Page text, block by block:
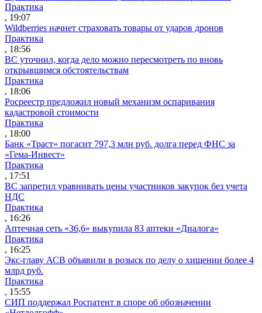
Практика
, 19:07
Wildberries начнет страховать товары от ударов дронов
Практика
, 18:56
ВС уточнил, когда дело можно пересмотреть по вновь
открывшимся обстоятельствам
Практика
, 18:06
Росреестр предложил новый механизм оспаривания
кадастровой стоимости
Практика
, 18:00
Банк «Траст» погасит 797,3 млн руб. долга перед ФНС за
«Гема-Инвест»
Практика
, 17:51
ВС запретил уравнивать цены участников закупок без учета
НДС
Практика
, 16:26
Аптечная сеть «36,6» выкупила 83 аптеки «Диалога»
Практика
, 16:25
Экс-главу АСВ объявили в розыск по делу о хищении более 4
млрд руб.
Практика
, 15:55
СИП поддержал Роспатент в споре об обозначении